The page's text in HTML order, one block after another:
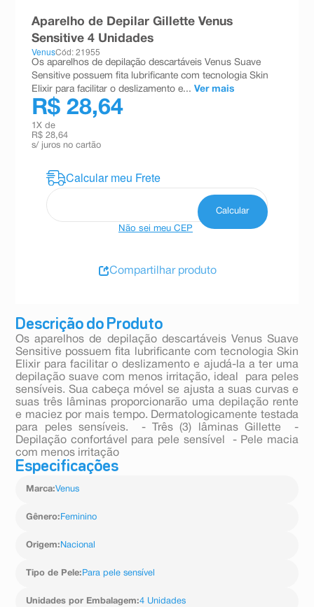
Descrição do Produto
Os aparelhos de depilação descartáveis Venus Suave
Sensitive possuem fita lubrificante com tecnologia Skin
Elixir para facilitar o deslizamento e ajudá-la a ter uma
depilação suave com menos irritação, ideal para peles
sensíveis. Sua cabeça móvel se ajusta a suas curvas e
suas três lâminas proporcionarão uma depilação rente
e maciez por mais tempo. Dermatologicamente testada
para peles sensíveis. - Três (3) lâminas Gillette -
Depilação confortável para pele sensível - Pele macia
com menos irritação
Especificações
Marca:Venus
Gênero: Feminino
Origem: Nacional
Tipo de Pele: Para pele sensível
Unidades por Embalagem:4 Unidades
Aparelho de Depilar Gillette Venus
Sensitive 4 Unidades
VenusCód: 21955
Os aparelhos de depilação descartáveis Venus Suave
Sensitive possuem fita lubrificante com tecnologia Skin
Elixir para facilitar o deslizamento e... Ver mais
R$ 28,64
1 X de
R$ 28,64
s/ juros no cartão
Não sei meu CEP
Compartilhar produto
teste gravidez
esmalte
10ºabsorvente